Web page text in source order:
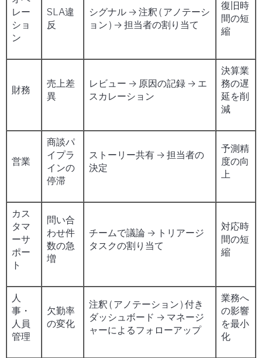
レー
ショ
ン
SLA違
反
シグナル → 注釈 ( アノテーシ
ョン ) → 担当者の割り当て
復旧時
間の短
縮
財務
売上差
異
レビュー → 原因の記録 → エ
スカレーション
決算業
務の遅
延を削
減
営業
商談パ
イプラ
インの
停滞
ストーリー共有 → 担当者の
決定
予測精
度の向
上
カス
タマ
ーサ
ポー
ト
問い合
わせ件
数の急
増
チームで議論 → トリアージ
タスクの割り当て
対応時
間の短
縮
人
事・
人員
管理
欠勤率
の変化
注釈 ( アノテーション ) 付き
ダッシュボード → マネージ
ャーによるフォローアップ
業務へ
の影響
を最小
化